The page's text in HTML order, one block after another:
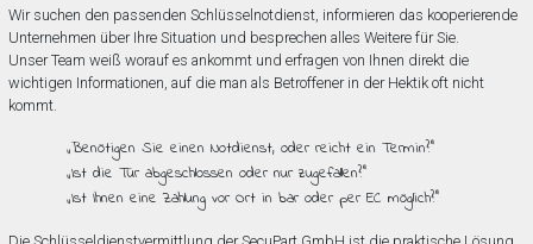
Wir suchen den passenden Schlüsselnotdienst, informieren das kooperierende
Unternehmen über Ihre Situation und besprechen alles Weitere für Sie.
Unser Team weiß worauf es ankommt und erfragen von Ihnen direkt die
wichtigen Informationen, auf die man als Betroffener in der Hektik oft nicht
kommt.
„Benötigen Sie einen Notdienst, oder reicht ein Termin?”
„Ist die Tür abgeschlossen oder nur zugefallen?”
„Ist Ihnen eine Zahlung vor Ort in bar oder per EC möglich?”